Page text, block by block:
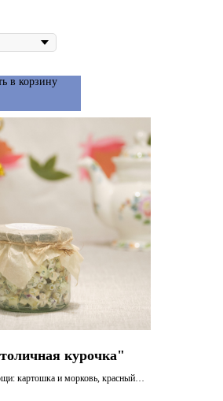
в корзину
курочка"
картошка и морковь, красный